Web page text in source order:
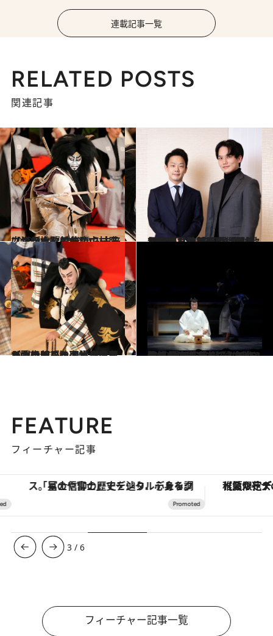
連載記事一覧
RELATED POSTS
関連記事
2023.2.18
【二月大歌舞伎】中村鷹之資が挑む 亡父から未来につなぐ『船弁慶』
カルチャー 2022.12.30
新春浅草歌舞伎の『傾城反魂香』で 夫婦役 中村歌昇＆種之助「吉右衛門の おじさんの芸を受け継ぎたい」【前編】
カルチャー
2022.11.26
【歌舞伎コラム】海老蔵が團十郎へ！同世代役者とつくる『勧進帳』によりよい明日へのヒントをみつけて
カルチャー 2022.10.19
歌舞伎の未来を拓く新作2選は 堀部安兵衛をめぐる物語 歌舞伎座＆“猿之助と愉快な仲間たち”
カルチャー
FEATURE
フィーチャー記事
「星のや富士」でデジタルデトックス。冨士信仰の歴史を辿り、心身を調える。 【夏限定ディナーコース】旬を
3 /6
フィーチャー記事一覧